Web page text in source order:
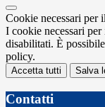
Cookie necessari per
I cookie necessari
disabilitati. È
policy.
Accetta tutti Salva
Contatti